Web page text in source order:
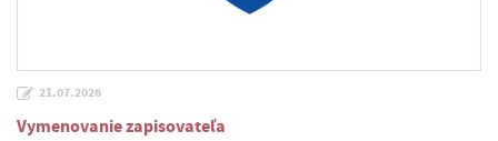
21.07.2026
Vymenovanie zapisovateľa